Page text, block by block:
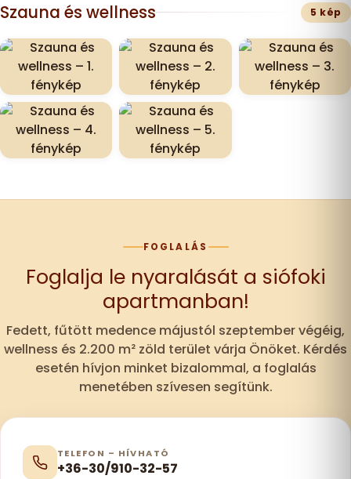
Szauna és wellness 5 kép
FOGLALÁS
Foglalja le nyaralását a siófoki
apartmanban!
Fedett, fűtött medence májustól szeptember végéig,
wellness és 2.200 m² zöld terület várja Önöket. Kérdés
esetén hívjon minket bizalommal, a foglalás
menetében szívesen segítünk.
TELEFON – HÍVHATÓ
+36-30/910-32-57